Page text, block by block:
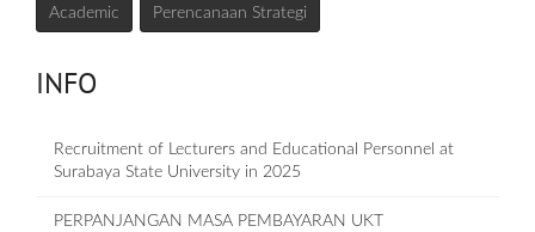
Academic Perencanaan Strategi
INFO
Recruitment of Lecturers and Educational Personnel at
Surabaya State University in 2025
PERPANJANGAN MASA PEMBAYARAN UKT